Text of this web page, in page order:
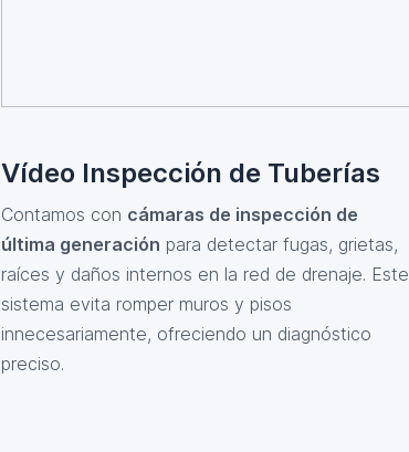
Vídeo Inspección de Tuberías
Contamos con cámaras de inspección de
última generación para detectar fugas, grietas,
raíces y daños internos en la red de drenaje. Este
sistema evita romper muros y pisos
innecesariamente, ofreciendo un diagnóstico
preciso.